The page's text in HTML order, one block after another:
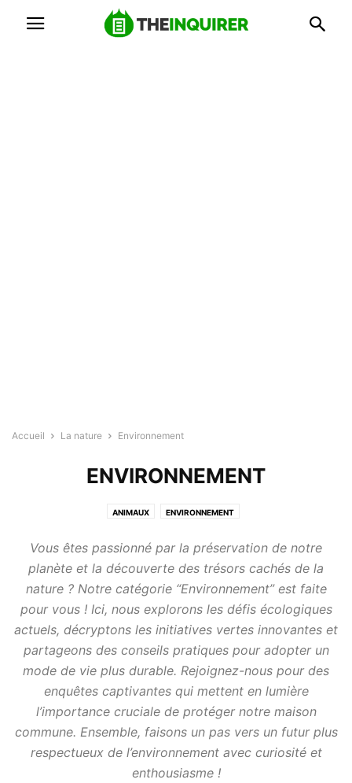
Accueil La nature Environnement
ENVIRONNEMENT
ANIMAUX ENVIRONNEMENT
Vous êtes passionné par la préservation de notre
planète et la découverte des trésors cachés de la
nature ? Notre catégorie “Environnement” est faite
pour vous ! Ici, nous explorons les défis écologiques
actuels, décryptons les initiatives vertes innovantes et
partageons des conseils pratiques pour adopter un
mode de vie plus durable. Rejoignez-nous pour des
enquêtes captivantes qui mettent en lumière
l’importance cruciale de protéger notre maison
commune. Ensemble, faisons un pas vers un futur plus
respectueux de l’environnement avec curiosité et
enthousiasme !